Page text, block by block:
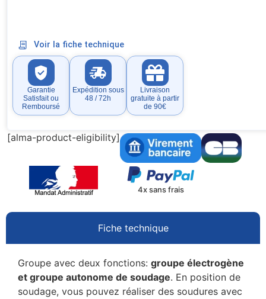
Voir la fiche technique
Garantie
Satisfait ou
Remboursé
Expédition sous
48 / 72h
Livraison
gratuite à partir
de 90€
[alma-product-eligibility]
4x sans frais
Fiche technique
Groupe avec deux fonctions: groupe électrogène
et groupe autonome de soudage. En position de
soudage, vous pouvez réaliser des soudures avec